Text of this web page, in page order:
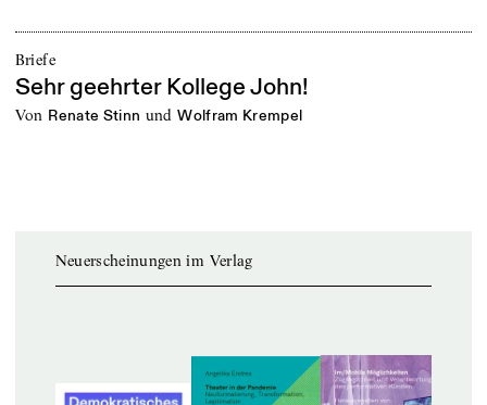
Briefe
Sehr geehrter Kollege John!
von Renate Stinn und Wolfram Krempel
Neuerscheinungen im Verlag